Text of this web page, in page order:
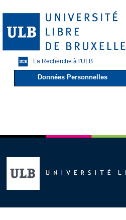
La Recherche à l'ULB
Données Personnelles